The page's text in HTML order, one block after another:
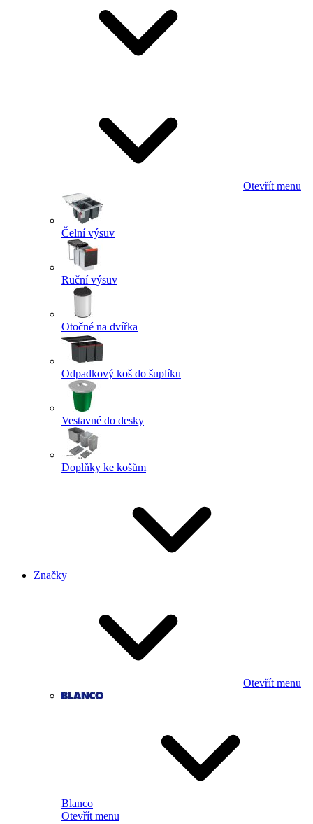
Otevřít menu
Čelní výsuv
Ruční výsuv
Otočné na dvířka
Odpadkový koš do šuplíku
Vestavné do desky
Doplňky ke košům
Značky
Otevřít menu
Blanco
Otevřít menu